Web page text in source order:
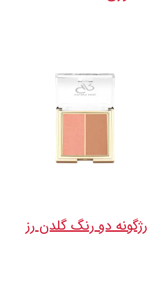
رژگونه دو رنگ گلدن رز